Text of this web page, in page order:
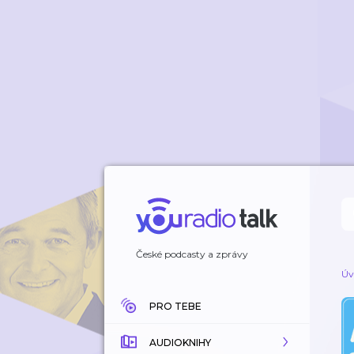
České podcasty a zprávy
PRO TEBE
AUDIOKNIHY